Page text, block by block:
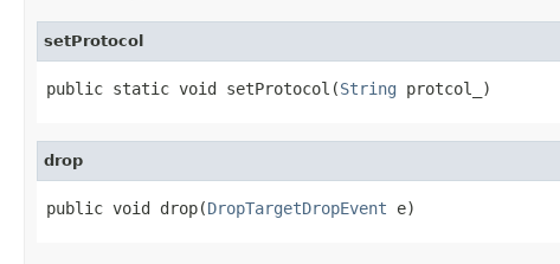
setProtocol
public static void setProtocol(String protcol_)
drop
public void drop(DropTargetDropEvent e)